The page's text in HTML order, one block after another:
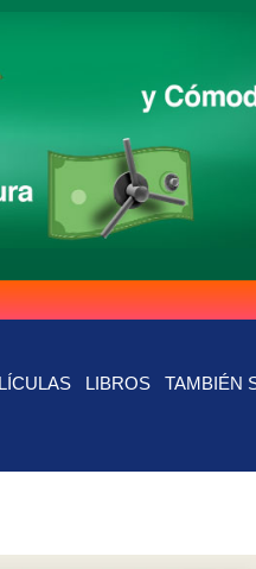
LIBROS TAMBIÉN